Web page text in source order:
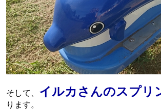
そして、 イルカさんのスプリ
ります。